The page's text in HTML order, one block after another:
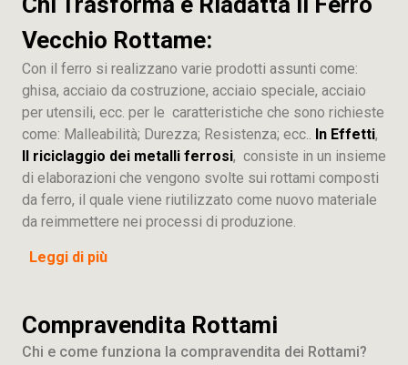
Vecchio Rottame:
Con il ferro si realizzano varie prodotti assunti come:
ghisa, acciaio da costruzione, acciaio speciale, acciaio
per utensili, ecc. per le caratteristiche che sono richieste
come: Malleabilità; Durezza; Resistenza; ecc.. In Effetti,
Il riciclaggio dei metalli ferrosi, consiste in un insieme
di elaborazioni che vengono svolte sui rottami composti
da ferro, il quale viene riutilizzato come nuovo materiale
da reimmettere nei processi di produzione.
Leggi di più
Compravendita Rottami
Chi e come funziona la compravendita dei Rottami?